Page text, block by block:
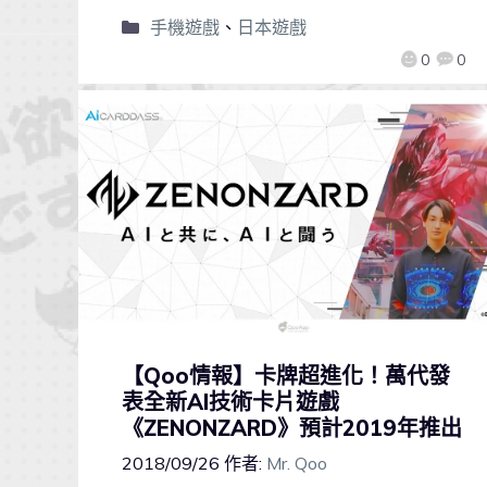
0 0
手機遊戲、 日本遊戲
【Qoo情報】卡牌超進化！萬代發
表全新AI技術卡片遊戲
《ZENONZARD》預計2019年推出
2018/09/26 作者: Mr. Qoo